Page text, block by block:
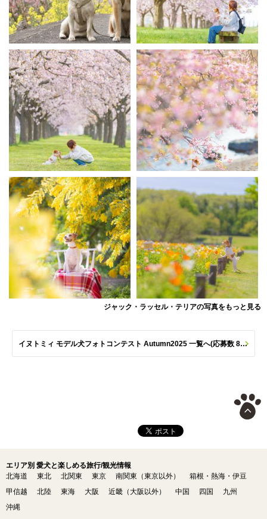
ジャック・ラッセル・テリアの写真をもっと見る
イヌトミィ モデル犬フォトコンテスト Autumn2025 一覧へ(応募数 801枚)
エリア別 愛犬と楽しめる旅行/観光情報
北海道
東北 北関東 東京 南関東（東京以外）
箱根・熱海・伊豆
甲信越
北陸 東海 大阪 近畿（大阪以外） 中国 四国
九州
沖縄